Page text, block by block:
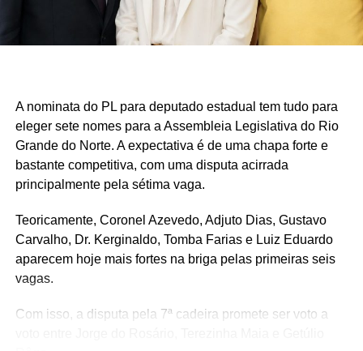
A nominata do PL para deputado estadual tem tudo para
eleger sete nomes para a Assembleia Legislativa do Rio
Grande do Norte. A expectativa é de uma chapa forte e
bastante competitiva, com uma disputa acirrada
principalmente pela sétima vaga.
Teoricamente, Coronel Azevedo, Adjuto Dias, Gustavo
Carvalho, Dr. Kerginaldo, Tomba Farias e Luiz Eduardo
aparecem hoje mais fortes na briga pelas primeiras seis
vagas.
Com isso, a disputa pela 7ª cadeira promete ser voto a